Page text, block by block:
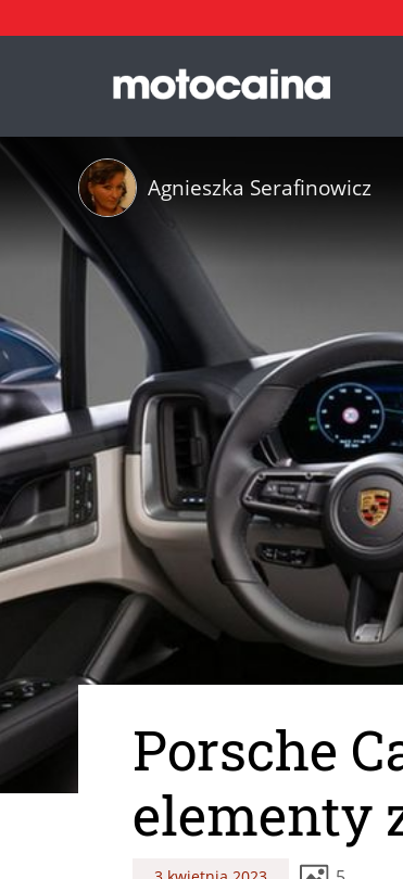
Agnieszka Serafinowicz
Porsche
elementy